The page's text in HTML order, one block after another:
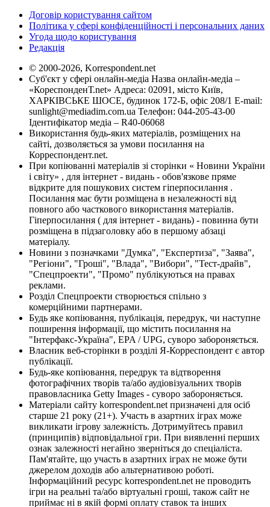
Договір користування сайтом
Політика у сфері конфіденційності і персональних даних
Угода щодо користування
Редакція
© 2000-2026, Korrespondent.net
Суб'єкт у сфері онлайн-медіа Назва онлайн-медіа –
«КореспонденТ.net» Адреса: 02091, місто Київ,
ХАРКІВСЬКЕ ШОСЕ, будинок 172-Б, офіс 208/1 E-mail:
sunlight@mediadim.com.ua Телефон: 044-205-43-00
Ідентифікатор медіа – R40-06068
Використання будь-яких матеріалів, розміщених на
сайті, дозволяється за умови посилання на
Корреспондент.net.
При копіюванні матеріалів зі сторінки « Новини України
і світу» , для інтернет - видань - обов'язкове пряме
відкрите для пошукових систем гіперпосилання .
Посилання має бути розміщена в незалежності від
повного або часткового використання матеріалів.
Гіперпосилання ( для інтернет - видань) - повинна бути
розміщена в підзаголовку або в першому абзаці
матеріалу.
Новини з позначками "Думка", "Експертиза", "Заява",
"Регіони", "Гроші", "Влада", "Вибори", "Тест-драйв",
"Спецпроекти", "Промо" публікуються на правах
реклами.
Розділ Спецпроекти створюється спільно з
комерційними партнерами.
Будь яке копіювання, публікація, передрук, чи наступне
поширення інформації, що містить посилання на
"Інтерфакс-Україна", EPA / UPG, суворо забороняється.
Власник веб-сторінки в розділі Я-Корреспондент є автор
публікації.
Будь-яке копіювання, передрук та відтворення
фотографічних творів та/або аудіовізуальних творів
правовласника Getty Images - суворо забороняється.
Матеріали сайту korrespondent.net призначені для осіб
старше 21 року (21+). Участь в азартних іграх може
викликати ігрову залежність. Дотримуйтесь правил
(принципів) відповідальної гри. При виявленні перших
ознак залежності негайно зверніться до спеціаліста.
Пам'ятайте, що участь в азартних іграх не може бути
джерелом доходів або альтернативою роботі.
Інформаційний ресурс korrespondent.net не проводить
ігри на реальні та/або віртуальні гроші, також сайт не
приймає ні в якій формі оплату ставок та інших